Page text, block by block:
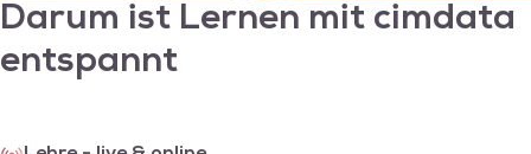
Darum ist Lernen mit cimdata
entspannt